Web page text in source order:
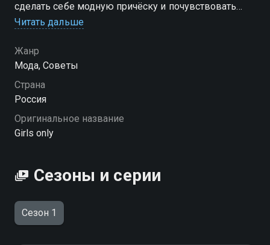
сделать себе модную причёску и почувствовать
себя настоящей звездой? Тогда эта программа для
Читать дальше
Жанр
Мода, Советы
Страна
Россия
Оригинальное название
Girls only
Сезоны и серии
Сезон 1